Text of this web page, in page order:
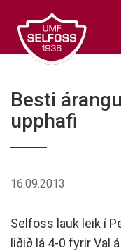
efni
Besti
upphafi
16.09.2013
Selfoss lauk leik í
liðið lá 4-0 fyrir Val